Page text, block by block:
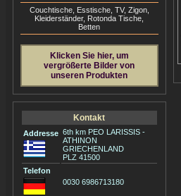
Couchtische, Esstische, ΤV, Zigon,
Kleiderständer, Rotonda Tische,
Betten
Klicken Sie hier, um
vergrößerte Bilder von
unseren Produkten
Kontakt
Addresse 6th km PEO LARISSIS -
ATHINON
GRIECHENLAND
PLZ 41500
Telefon
0030 6986713180